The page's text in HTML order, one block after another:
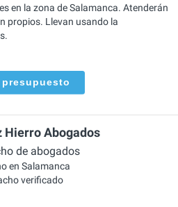
en la zona de Salamanca. Atenderán
propios. Llevan usando la
presupuesto
Hierro Abogados
de abogados
en Salamanca
verificado